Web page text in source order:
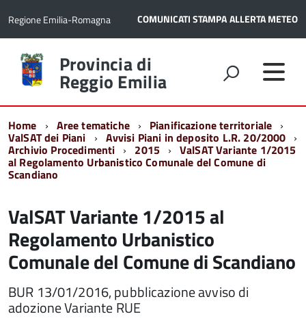
Regione Emilia-Romagna COMUNICATI STAMPAALLERTA METEO
Torna
alla
home
Provincia di
Reggio Emilia
Home Aree tematiche Pianificazione territoriale
ValSAT dei Piani Avvisi Piani in deposito L.R. 20/2000
Archivio Procedimenti 2015 ValSAT Variante 1/2015
al Regolamento Urbanistico Comunale del Comune di
Scandiano
ValSAT Variante 1/2015 al
Regolamento Urbanistico
Comunale del Comune di Scandiano
BUR 13/01/2016, pubblicazione avviso di
adozione Variante RUE